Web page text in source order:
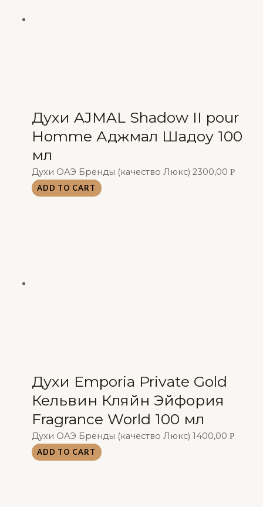
Духи AJMAL Shadow II pour
Homme Аджмал Шадоу 100
мл
Духи ОАЭ Бренды (качество Люкс) 2300,00 Р
ADD TO CART
Духи Emporia Private Gold
Кельвин Кляйн Эйфория
Fragrance World 100 мл
Духи ОАЭ Бренды (качество Люкс) 1400,00 Р
ADD TO CART